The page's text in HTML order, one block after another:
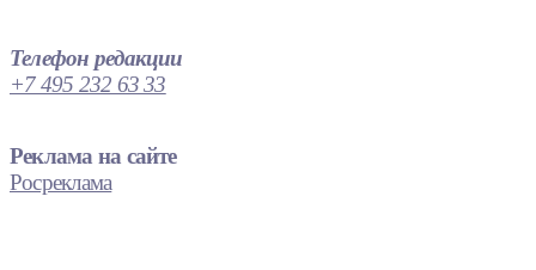
Телефон редакции
+7 495 232 63 33
Реклама на сайте
Росреклама